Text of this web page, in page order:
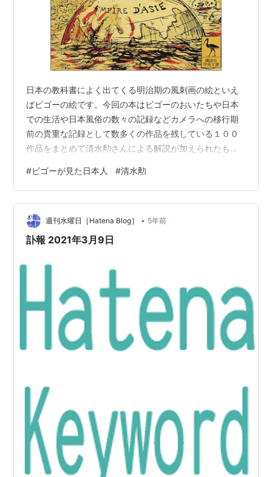
日本の教科書によく出てくる明治期の風刺画の絵といえ
ばビゴーの絵です。今回の本はビゴーのおいたちや日本
での生活や日本風俗の数々の記録などカメラへの移行期
前の貴重な記録として数多くの作品を残している１００
作品をまとめて清水勲さんによる解説が加えられたもの
るというようなステレオタイプな日本人像が描かれてい
ることも多々あります。本書を読んでみたあとにビゴー
を検索すると彼が撮影したとみられる日本人のポートレ
ート写真も見つけ、ステレオタイプそのまんまな雰囲気
の人々が写っているのも面白く思いました。 ビゴーが見
#ビゴーが見た日本人 #清水勲
週刊水曜日［Hatena Blog］ • 5年前
訃報 2021年3月9日